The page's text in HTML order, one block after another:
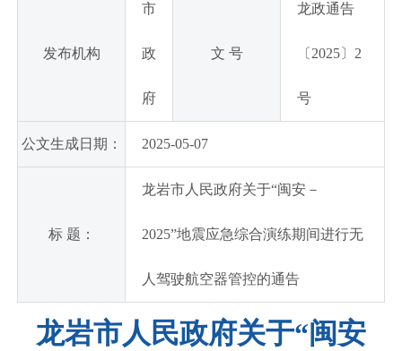
发布机构
市
政
府
文 号
龙政通告
〔2025〕2
号
公文生成日期： 2025-05-07
标 题：
龙岩市人民政府关于“闽安－
2025”地震应急综合演练期间进行无
人驾驶航空器管控的通告
龙岩市人民政府关于“闽安